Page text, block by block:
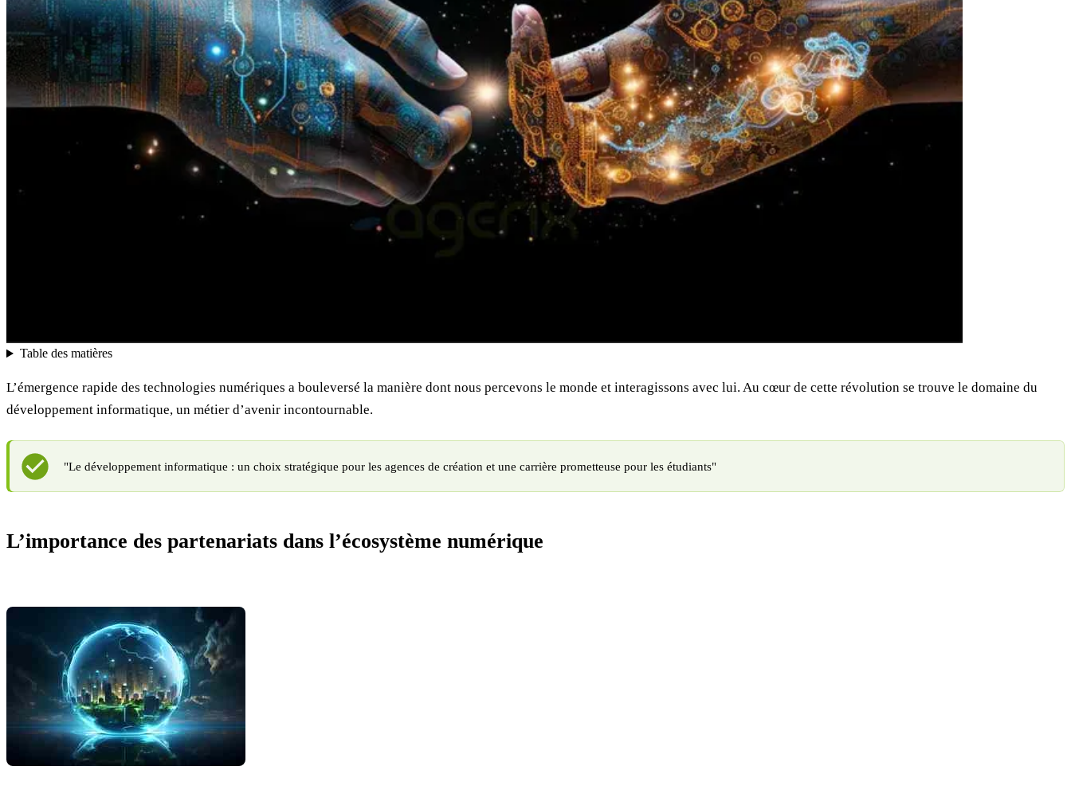
Table des matières
L’émergence rapide des technologies numériques a bouleversé la manière dont nous percevons le monde et interagissons avec lui. Au cœur de cette révolution se trouve le domaine du
développement informatique, un métier d’avenir incontournable.
"Le développement informatique : un choix stratégique pour les agences de création et une carrière prometteuse pour les étudiants"
L’importance des partenariats dans l’écosystème numérique